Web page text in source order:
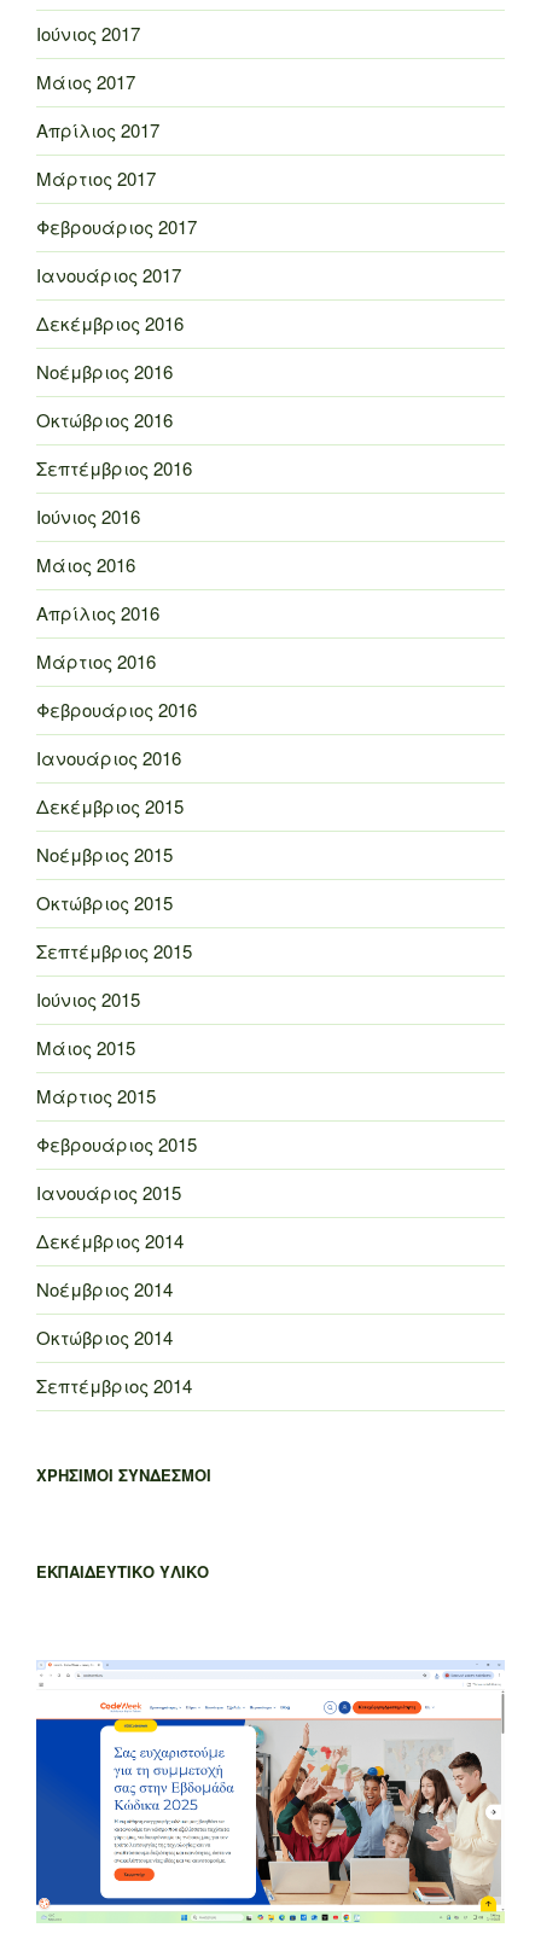
Ιούνιος 2017
Μάιος 2017
Απρίλιος 2017
Μάρτιος 2017
Φεβρουάριος 2017
Ιανουάριος 2017
Δεκέμβριος 2016
Νοέμβριος 2016
Οκτώβριος 2016
Σεπτέμβριος 2016
Ιούνιος 2016
Μάιος 2016
Απρίλιος 2016
Μάρτιος 2016
Φεβρουάριος 2016
Ιανουάριος 2016
Δεκέμβριος 2015
Νοέμβριος 2015
Οκτώβριος 2015
Σεπτέμβριος 2015
Ιούνιος 2015
Μάιος 2015
Μάρτιος 2015
Φεβρουάριος 2015
Ιανουάριος 2015
Δεκέμβριος 2014
Νοέμβριος 2014
Οκτώβριος 2014
Σεπτέμβριος 2014
ΧΡΗΣΙΜΟΙ ΣΥΝΔΕΣΜΟΙ
ΕΚΠΑΙΔΕΥΤΙΚΟ ΥΛΙΚΟ